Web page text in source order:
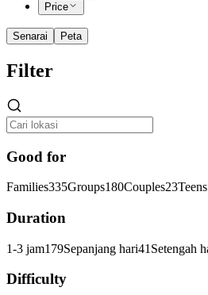
Price
Senarai Peta
Filter
Good for
Families335Groups180Couples23Teens
Duration
1-3 jam179Sepanjang hari41 Setengah
Difficulty